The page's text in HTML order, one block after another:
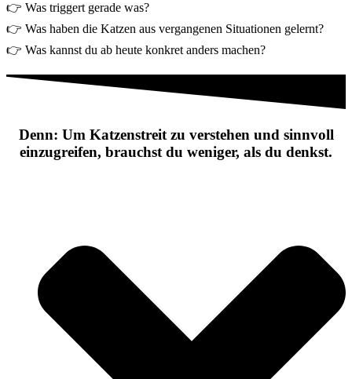
👉 Was triggert gerade was?
👉 Was haben die Katzen aus vergangenen Situationen gelernt?
👉 Was kannst du ab heute konkret anders machen?
Denn: Um Katzenstreit zu verstehen und sinnvoll
einzugreifen, brauchst du weniger, als du denkst.